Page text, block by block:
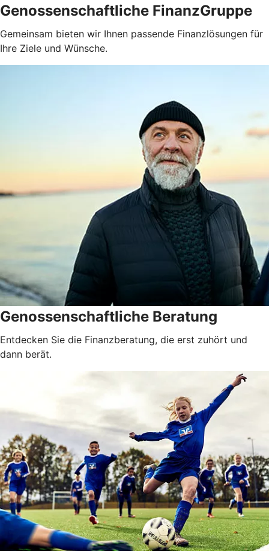
Genossenschaftliche FinanzGruppe
Gemeinsam bieten wir Ihnen passende Finanzlösungen für
Ihre Ziele und Wünsche.
Genossenschaftliche Beratung
Entdecken Sie die Finanzberatung, die erst zuhört und
dann berät.